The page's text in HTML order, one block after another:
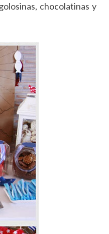
chocolatinas y